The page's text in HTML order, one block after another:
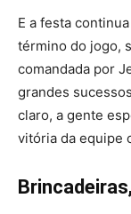
E a festa
término do jogo,
comandada por
grandes
claro, a gente
vitória da equipe